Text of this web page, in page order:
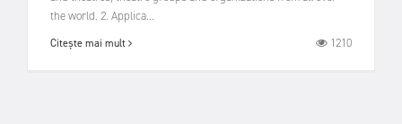
the world. 2. Applica...
Citește mai mult 1210